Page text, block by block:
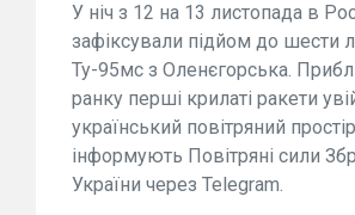
У ніч з 12 на 13 листопада в
зафіксували підйом до шести
Ту-95мс з Оленєгорська.
ранку перші крилаті ракети
український повітряний
інформують Повітряні сили
України через Telegram.